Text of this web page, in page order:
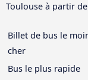
Toulouse à partir de
Billet de bus le
cher
Bus le plus rapide